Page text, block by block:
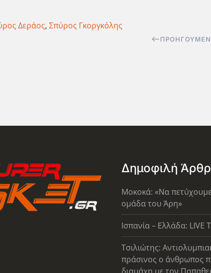
Δεράος, Σπύρος Γκοργκόλης
Δημοφιλή
Μοκοκά: «Να
ομάδα του Άρη»
Ισπανία – Ελλάδα: LIVE
Τσιλιώτης:
πράσινος ο άνθρωπος
διαμάχη με τον